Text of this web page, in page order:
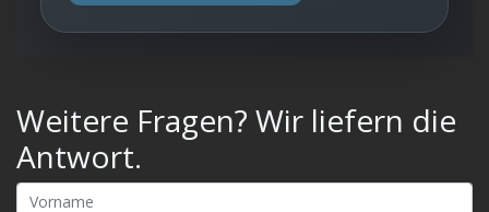
Weitere Fragen? Wir liefern die
Antwort.